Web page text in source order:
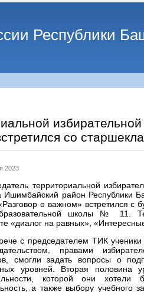
Республики
со
2023
территориальной
Ишимбайский район Республики
о важном» встретился с
школы № 11.
«диалог на равных»,
с председателем ТИК
правами
смогли задать вопросы о
уровней. Вторая половина
которой они хотели
а также выбору учебного